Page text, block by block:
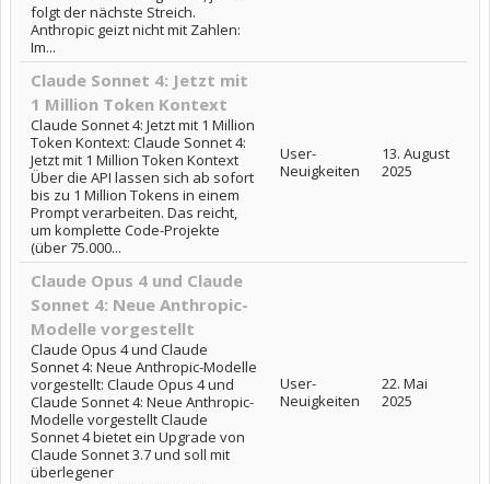
folgt der nächste Streich.
Anthropic geizt nicht mit Zahlen:
Im...
Claude Sonnet 4: Jetzt mit
1 Million Token Kontext
Claude Sonnet 4: Jetzt mit 1 Million
Token Kontext: Claude Sonnet 4:
Jetzt mit 1 Million Token Kontext
Über die API lassen sich ab sofort
bis zu 1 Million Tokens in einem
Prompt verarbeiten. Das reicht,
um komplette Code-Projekte
(über 75.000...
User-
Neuigkeiten
13. August
2025
Claude Opus 4 und Claude
Sonnet 4: Neue Anthropic-
Modelle vorgestellt
Claude Opus 4 und Claude
Sonnet 4: Neue Anthropic-Modelle
vorgestellt: Claude Opus 4 und
Claude Sonnet 4: Neue Anthropic-
Modelle vorgestellt Claude
Sonnet 4 bietet ein Upgrade von
Claude Sonnet 3.7 und soll mit
überlegener
User-
Neuigkeiten
22. Mai
2025